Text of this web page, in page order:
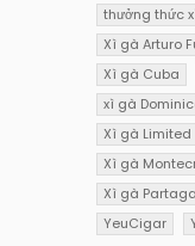
thưởng thức
Xì gà Arturo
Xì gà Cuba
xì gà
Xì gà Limited
Xì gà
Xì gà
YeuCigar